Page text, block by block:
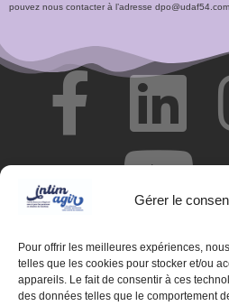
Gérer le
Pour offrir les meilleures expériences,
telles que les cookies pour stocker et/ou
appareils. Le fait de consentir à ces
des données telles que le comportement
pouvez nous contacter à l’adresse dpo@udaf54.com.